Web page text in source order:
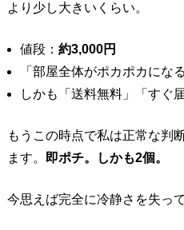
より少し大きいくらい。
値段： 約3,000円
「部屋全体がポカポカにな
しかも「送料無料」「すぐ
もうこの時点で私は正常な判
ます。
即ポチ。しかも2個。
今思えば完全に冷静さを失っ